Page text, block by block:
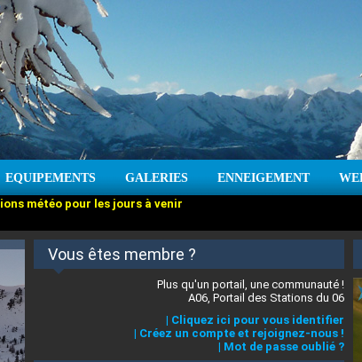
EQUIPEMENTS GALERIES ENNEIGEMENT
Prévisions météo pour les jours à venir
Vous êtes membre ?
Plus qu'un portail, une communauté !
A06, Portail des Stations du 06
| Cliquez ici pour vous identifier
| Créez un compte et rejoignez-nous !
| Mot de passe oublié ?